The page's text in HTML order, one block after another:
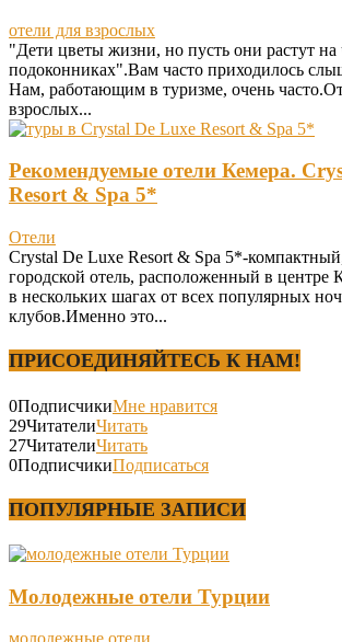
отели для взрослых
"Дети цветы жизни, но пусть они растут
подоконниках".Вам часто приходилось
Нам, работающим в туризме, очень
взрослых...
Рекомендуемые отели Кемера.
Resort & Spa 5*
Отели
Crystal De Luxe Resort & Spa 5*-
городской отель, расположенный в центре
в нескольких шагах от всех популярных
клубов.Именно это...
ПРИСОЕДИНЯЙТЕСЬ К НАМ!
0ПодписчикиМне нравится
29ЧитателиЧитать
27ЧитателиЧитать
0ПодписчикиПодписаться
ПОПУЛЯРНЫЕ ЗАПИСИ
Молодежные отели Турции